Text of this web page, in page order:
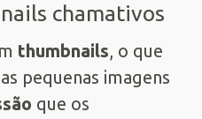
chamativos
thumbnails, o que
pequenas imagens
que os